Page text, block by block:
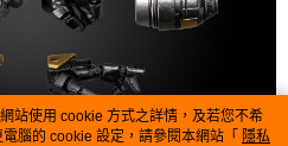
站使用 cookie 方式之詳情，及若您不希
腦的 cookie 設定，請參閱本網站「 隱私